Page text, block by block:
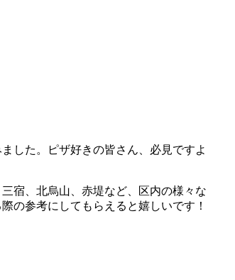
した。ピザ好きの皆さん、必見ですよ
宿、北烏山、赤堤など、区内の様々な
の参考にしてもらえると嬉しいです！